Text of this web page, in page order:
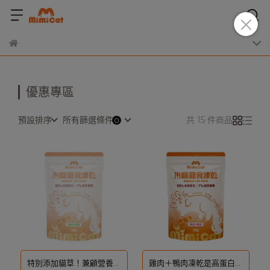
優惠專區
預設排序 所有篩選條件 共 15 件商品
特別添加貓草！兼顧營養需 雞肉＋鴨肉凍乾是高蛋白、